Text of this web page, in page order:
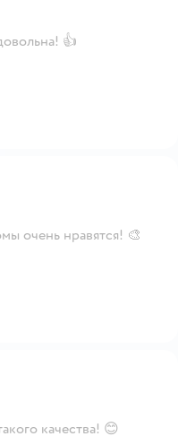
👍
очень нравятся! 🎨
качества! 😊